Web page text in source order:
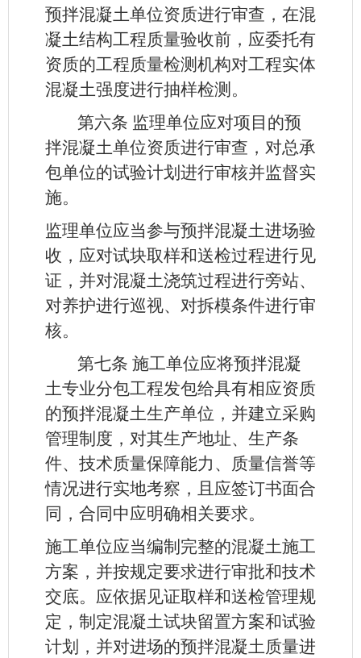
预拌混凝土单位资质进行审查，在混
凝土结构工程质量验收前，应委托有
资质的工程质量检测机构对工程实体
混凝土强度进行抽样检测。
第六条 监理单位应对项目的预
拌混凝土单位资质进行审查，对总承
包单位的试验计划进行审核并监督实
施。
监理单位应当参与预拌混凝土进场验
收，应对试块取样和送检过程进行见
证，并对混凝土浇筑过程进行旁站、
对养护进行巡视、对拆模条件进行审
核。
第七条 施工单位应将预拌混凝
土专业分包工程发包给具有相应资质
的预拌混凝土生产单位，并建立采购
管理制度，对其生产地址、生产条
件、技术质量保障能力、质量信誉等
情况进行实地考察，且应签订书面合
同，合同中应明确相关要求。
施工单位应当编制完整的混凝土施工
方案，并按规定要求进行审批和技术
交底。应依据见证取样和送检管理规
定，制定混凝土试块留置方案和试验
计划，并对进场的预拌混凝土质量进